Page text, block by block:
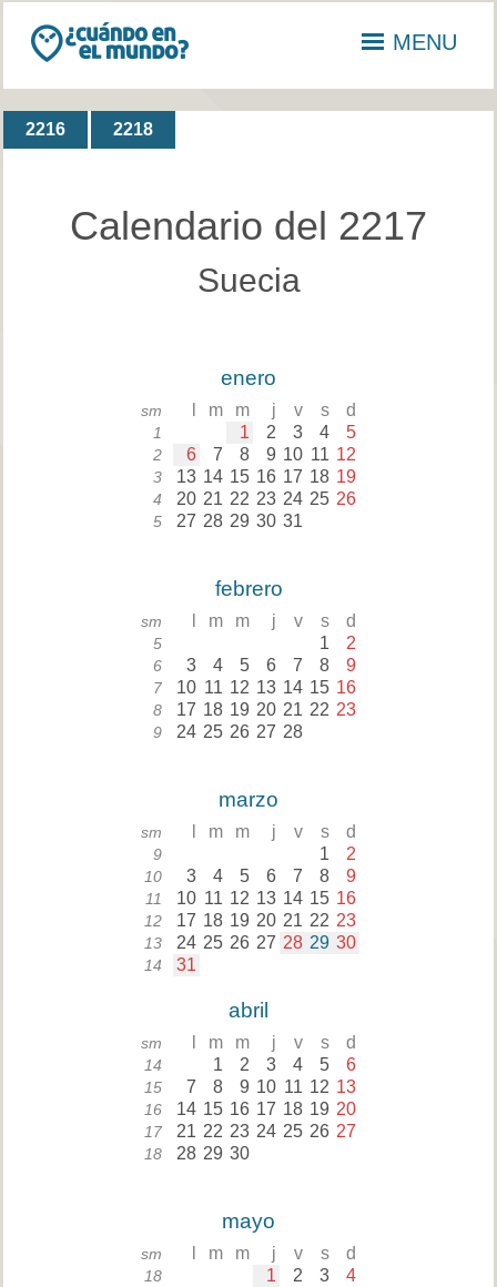
MENU
2216 2218
Calendario del 2217
Suecia
enero
sm m m j v s d
1 1 2 3 4 5
2 6 7 8 9 10 11 12
3 13 14 15 16 17 18 19
4 20 21 22 23 24 25 26
5 27 28 29 30 31
febrero
sm m m j v s d
5 1 2
6 3 4 5 6 7 8 9
7 10 11 12 13 14 15 16
8 17 18 19 20 21 22 23
9 24 25 26 27 28
marzo
sm m m j v s d
9 1 2
10 3 4 5 6 7 8 9
11 10 11 12 13 14 15 16
12 17 18 19 20 21 22 23
13 24 25 26 27 28 29 30
14 31
abril
sm m m j v s d
14 1 2 3 4 5 6
15 7 8 9 10 11 12 13
16 14 15 16 17 18 19 20
17 21 22 23 24 25 26 27
18 28 29 30
mayo
sm m m j v s d
18 1 2 3 4